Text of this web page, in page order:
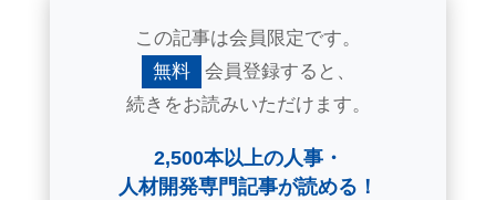
この記事は会員限定です。
無料
会員登録すると、
続きをお読みいただけます。
2,500本以上の人事・
人材開発専門記事が読める！